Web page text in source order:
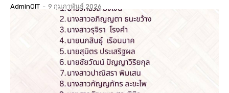
AdminOIT - 9 กุมภาพันธ์ 2026